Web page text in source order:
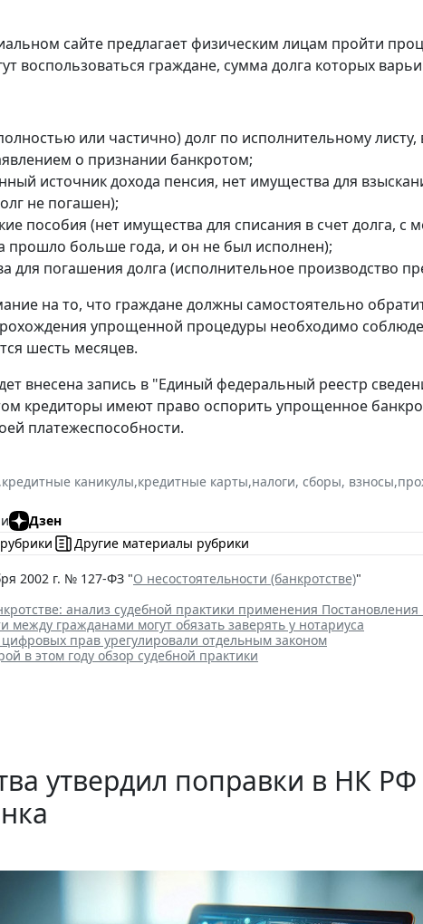
сайте предлагает физическим лицам пройти
граждане, сумма долга которых
или частично) долг по исполнительному
о признании банкротом;
источник дохода пенсия, нет имущества для
не погашен);
пособия (нет имущества для списания в счет долга, с
прошло больше года, и он не был исполнен);
для погашения долга (исполнительное производство
на то, что граждане должны самостоятельно
упрощенной процедуры необходимо
шесть месяцев.
внесена запись в "Единый федеральный реестр
кредиторы имеют право оспорить упрощенное
платежеспособности.
,кредитные каникулы,кредитные карты,налоги, сборы, взносы,
и
Дзен
Другие материалы рубрики
2002 г. № 127-ФЗ "О несостоятельности (банкротстве)"
анализ судебной практики применения
гражданами могут обязать заверять у нотариуса
прав урегулировали отдельным законом
в этом году обзор судебной практики
утвердил поправки в НК